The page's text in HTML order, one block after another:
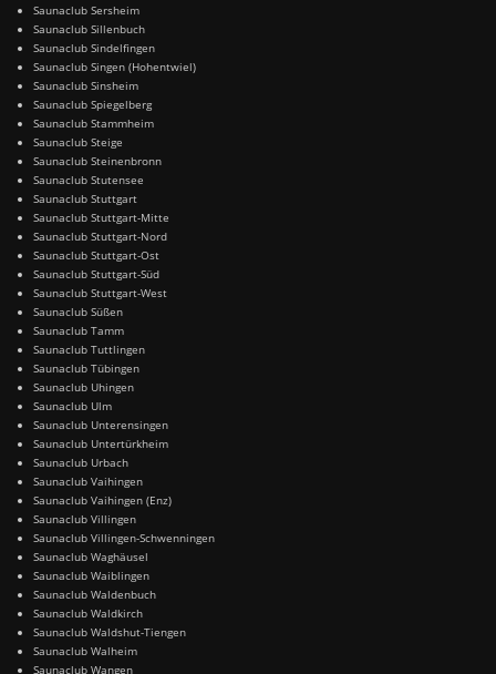
Saunaclub Sersheim
Saunaclub Sillenbuch
Saunaclub Sindelfingen
Saunaclub Singen (Hohentwiel)
Saunaclub Sinsheim
Saunaclub Spiegelberg
Saunaclub Stammheim
Saunaclub Steige
Saunaclub Steinenbronn
Saunaclub Stutensee
Saunaclub Stuttgart
Saunaclub Stuttgart-Mitte
Saunaclub Stuttgart-Nord
Saunaclub Stuttgart-Ost
Saunaclub Stuttgart-Süd
Saunaclub Stuttgart-West
Saunaclub Süßen
Saunaclub Tamm
Saunaclub Tuttlingen
Saunaclub Tübingen
Saunaclub Uhingen
Saunaclub Ulm
Saunaclub Unterensingen
Saunaclub Untertürkheim
Saunaclub Urbach
Saunaclub Vaihingen
Saunaclub Vaihingen (Enz)
Saunaclub Villingen
Saunaclub Villingen-Schwenningen
Saunaclub Waghäusel
Saunaclub Waiblingen
Saunaclub Waldenbuch
Saunaclub Waldkirch
Saunaclub Waldshut-Tiengen
Saunaclub Walheim
Saunaclub Wangen